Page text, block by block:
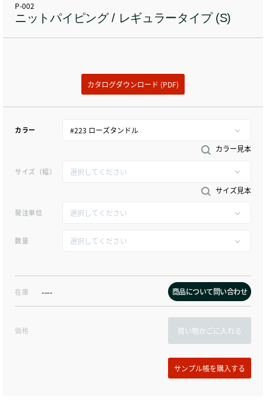
P-002
ニットパイピング / レギュラータイプ (S)
カタログダウンロード (PDF)
カラー
カラー見本
サイズ（幅）
サイズ見本
発注単位
数量
在庫 ---- 商品について問い合わせ
価格 買い物かごに入れる